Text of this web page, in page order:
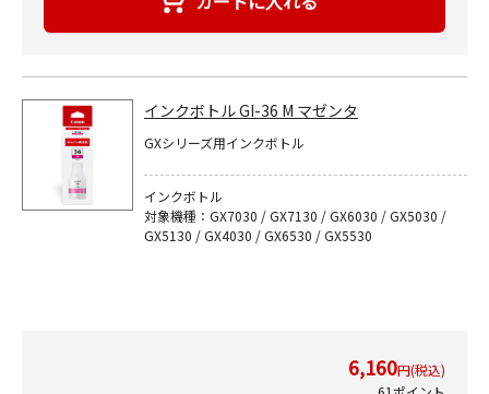
インクボトル GI-36 M マゼンタ
GXシリーズ用インクボトル
インクボトル
対象機種：GX7030 / GX7130 / GX6030 / GX5030 /
GX5130 / GX4030 / GX6530 / GX5530
6,160円(税込)